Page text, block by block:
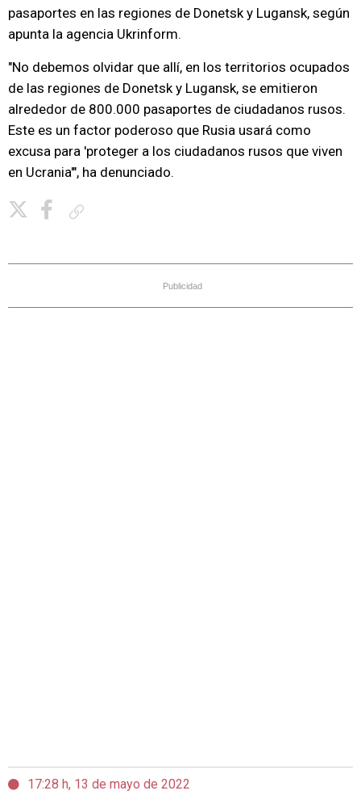
pasaportes en las regiones de Donetsk y Lugansk, según
apunta la agencia Ukrinform.
"No debemos olvidar que allí, en los territorios ocupados
de las regiones de Donetsk y Lugansk, se emitieron
alrededor de 800.000 pasaportes de ciudadanos rusos.
Este es un factor poderoso que Rusia usará como
excusa para 'proteger a los ciudadanos rusos que viven
en Ucrania'", ha denunciado.
Publicidad
17:28 h, 13 de mayo de 2022